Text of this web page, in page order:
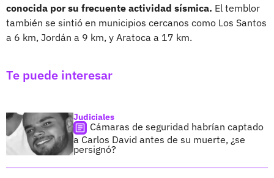
conocida por su frecuente actividad sísmica. El temblor
también se sintió en municipios cercanos como Los Santos
a 6 km, Jordán a 9 km, y Aratoca a 17 km.
Te puede interesar
Judiciales
Cámaras de seguridad habrían captado
a Carlos David antes de su muerte, ¿se
persignó?